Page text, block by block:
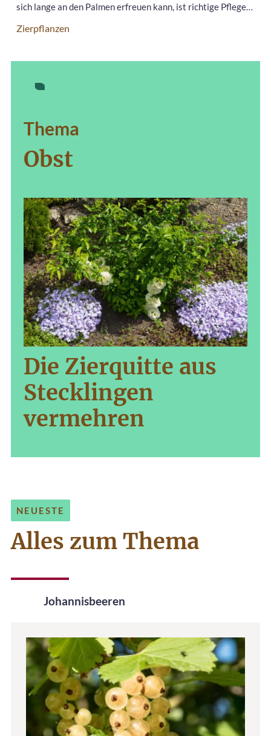
sich lange an den Palmen erfreuen kann, ist richtige Pflege…
Zierpflanzen
Thema
Obst
Die Zierquitte aus
Stecklingen
vermehren
NEUESTE
Alles zum Thema
Johannisbeeren